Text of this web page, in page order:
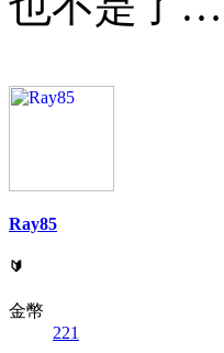
Ray85
🔰
金幣
221